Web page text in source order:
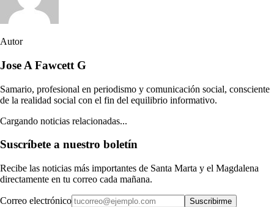
Autor
Jose A Fawcett G
Samario, profesional en periodismo y comunicación social, consciente
de la realidad social con el fin del equilibrio informativo.
Cargando noticias relacionadas...
Suscríbete a nuestro boletín
Recibe las noticias más importantes de Santa Marta y el Magdalena
directamente en tu correo cada mañana.
Correo electrónico Suscribirme